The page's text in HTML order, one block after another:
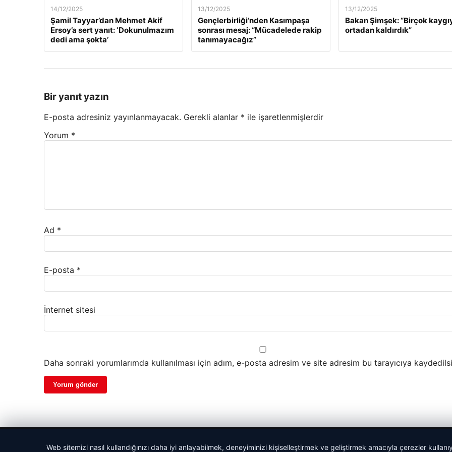
14/12/2025
Şamil Tayyar’dan Mehmet Akif
Ersoy’a sert yanıt: ‘Dokunulmazım
dedi ama şokta’
13/12/2025
Gençlerbirliği’nden Kasımpaşa
sonrası mesaj: “Mücadelede rakip
tanımayacağız”
13/12/2025
Bakan Şimşek: “Birçok
ortadan kaldırdık”
Bir yanıt yazın
E-posta adresiniz yayınlanmayacak. Gerekli alanlar * ile işaretlenmişlerdir
Yorum *
Ad *
E-posta *
İnternet sitesi
Daha sonraki yorumlarımda kullanılması için adım, e-posta adresim ve site adresim bu tarayıcıya
Web sitemizi nasıl kullandığınızı daha iyi anlayabilmek, deneyiminizi kişiselleştirmek ve geliştirmek amacıyla çerezler